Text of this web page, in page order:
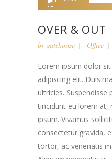
Player
OVER & OUT
by gatehouse Office
Lorem ipsum dolor
adipiscing elit. Duis
ultricies. Suspendisse
tincidunt eu lorem at,
ipsum. Vivamus
consectetur gravida,
tortor, ac venenatis